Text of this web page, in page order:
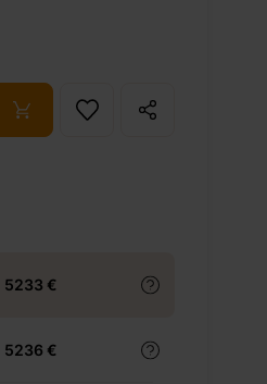
5233 €
5236 €